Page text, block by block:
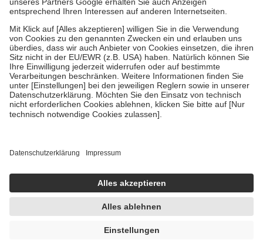
Um das Engagement der Versicherten für ihre eigene Gesundheit zu
stärken und die besondere Stellung der Familie zu unterstützen,
fallenkeine Zuzahlungenan bei:
• Kindern und Jugendlichen bis zum vollendeten 18. Lebensjahr
mit Ausnahme der Fahrkosten
• Untersuchungen zur Vorsorge und Früherkennung, die von der
GKV getragen werden
• empfohlenen Schutzimpfungen
• Harn- und Blutteststreifen
getroffen, um sicherzustellen, dass es sich um echte Bewertungen
https://help.etrusted.com/hc/de/articles/4419944605341
Einige Bilder und Inhalte wurden unter Zuhilfenahme künstlicher